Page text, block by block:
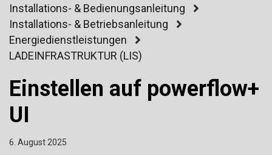
Installations- & Bedienungsanleitung
Installations- & Betriebsanleitung
Energiedienstleistungen
LADEINFRASTRUKTUR (LIS)
Einstellen auf powerflow+
UI
6. August 2025